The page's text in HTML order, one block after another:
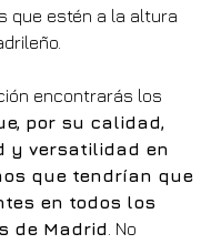
que estén a la altura
encontrarás los
por su calidad,
y versatilidad en
que tendrían que
en todos los
de Madrid . No